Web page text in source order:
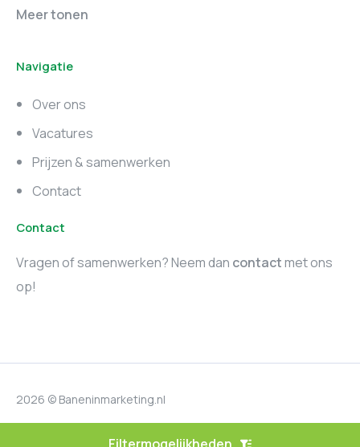
Online marketing
Marketing vacatures
Zuid-Holland
Marketing vacatures
Utrecht
Meer tonen
Navigatie
Over ons
Vacatures
Prijzen & samenwerken
Contact
Contact
Vragen of samenwerken? Neem dan contactmet ons
op!
2026 © Baneninmarketing.nl
Privacyverklaring